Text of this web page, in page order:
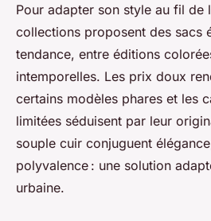
Pour adapter son style au fil de
collections proposent des sacs
tendance, entre éditions
intemporelles. Les prix doux
certains modèles phares et les
limitées séduisent par leur
souple cuir conjuguent
polyvalence : une solution
urbaine.